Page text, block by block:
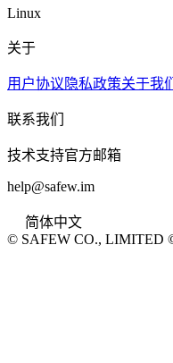
Linux
关于
用户协议 隐私政策关于我们
联系我们
技术支持官方邮箱
help@safew.im
简体中文
© SAFEW CO., LIMITED